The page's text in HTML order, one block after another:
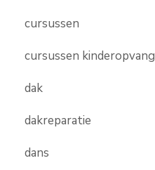
cursussen
cursussen kinderopvang
dak
dakreparatie
dans